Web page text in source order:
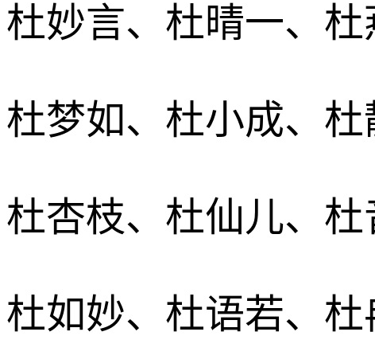
杜妙言、杜晴一、
杜梦如、杜小成、
杜杏枝、杜仙儿、
杜如妙、杜语若、